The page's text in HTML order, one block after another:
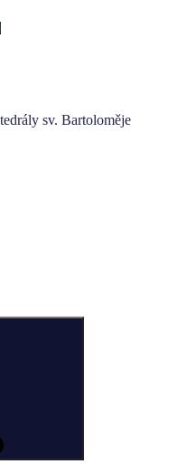
sv. Bartoloměje